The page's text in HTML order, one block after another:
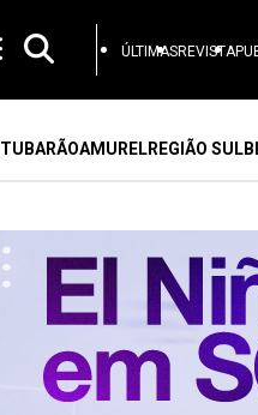
ÚLTIMASREVISTA
TUBARÃOAMURELREGIÃO SUL